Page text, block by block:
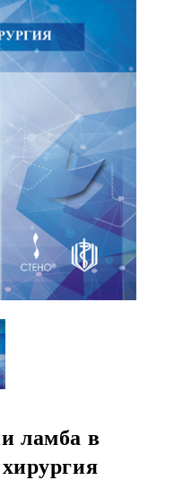
ламба в